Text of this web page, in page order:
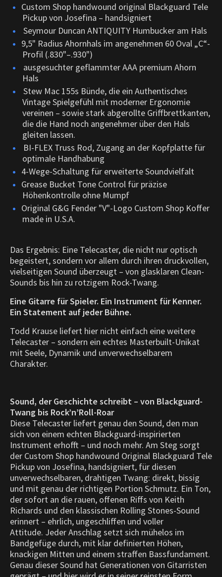
Custom Shop handwound original Blackguard Tele
Pickup von Josefina – handsigniert
Seymour Duncan ANTIQUITY Humbucker am Hals
9,5" Radius Ahornhals im angenehmen 60 Oval „C“-
Profil (.830"–.930")
ausgesuchter geflammter AAA premium Ahorn
Hals
Stew Mac 155s Bünde, die ein Authentisches
Vintage Spielgefühl mit moderner Ergonomie
vereinen – sowie stark abgerollte Griffbrettkanten,
die die Hand noch angenehmer über den Hals
gleiten lassen.
BI-FLEX Truss Rod, Zugang an der Kopfplatte für
optimale Handhabung
4-Wege-Schaltung für erweiterte Soundvielfalt
Grease Bucket Tone Control für präzise
Höhenkontrolle ohne Mumpf
Original G&G Fender "V"-Logo Custom Shop Koffer
made in U.S.A.
Das Ergebnis: Eine Telecaster, die nicht nur optisch
begeistert, sondern vor allem durch ihren druckvollen,
vielseitigen Sound überzeugt – von glasklaren Clean-
Sounds bis hin zu rotzigem Rock-Twang.
Eine Gitarre für Spieler. Ein Instrument für Kenner.
Ein Statement auf jeder Bühne.
Todd Krause liefert hier nicht einfach eine weitere
Telecaster – sondern ein echtes Masterbuilt-Unikat
mit Seele, Dynamik und unverwechselbarem
Charakter.
Sound, der Geschichte schreibt – von Blackguard-
Twang bis Rock’n’Roll-Roar
Diese Telecaster liefert genau den Sound, den man
sich von einem echten Blackguard-inspirierten
Instrument erhofft – und noch mehr. Am Steg sorgt
der Custom Shop handwound Original Blackguard Tele
Pickup von Josefina, handsigniert, für diesen
unverwechselbaren, drahtigen Twang: direkt, bissig
und mit genau der richtigen Portion Schmutz. Ein Ton,
der sofort an die rauen, offenen Riffs von Keith
Richards und den klassischen Rolling Stones-Sound
erinnert – ehrlich, ungeschliffen und voller
Attitude. Jeder Anschlag setzt sich mühelos im
Bandgefüge durch, mit klar definierten Höhen,
knackigen Mitten und einem straffen Bassfundament.
Genau dieser Sound hat Generationen von Gitarristen